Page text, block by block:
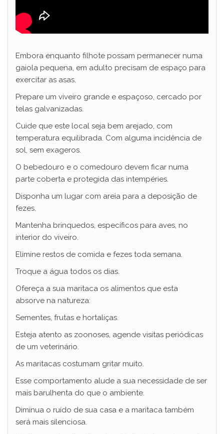
Embora enquanto filhote possam permanecer numa
gaiola pequena, em adulto precisam de espaço para
exercitar as asas.
Prepare um viveiro grande e espaçoso, cercado por
telas galvanizadas.
Cuide que este local seja bem arejado, com
temperatura equilibrada. Com alguma incidência de
sol, sem exageros.
O bebedouro e o comedouro devem ficar numa
parte coberta e protegida das intempéries.
Disponha um lugar com areia para a deposição de
fezes.
Mantenha brinquedos, específicos para aves, no
interior do viveiro.
Elimine restos de comida e fezes toda semana.
Troque a água todos os dias.
Ofereça a sua maritaca os alimentos que esta
absorve na natureza:
Sementes, frutas e hortaliças.
Esteja atento as zoonoses, agende visitas periódicas
de um veterinário.
As maritacas costumam gritar muito.
Esse comportamento alude a sua necessidade de ser
mais barulhenta do que o ambiente.
Diminua o ruído de sua casa e a maritaca também
será mais silenciosa.